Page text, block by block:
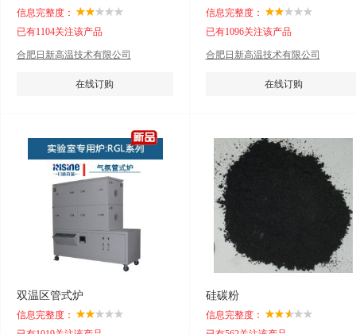
信息完整度：
已有1104关注该产品
合肥日新高温技术有限公司
在线订购
信息完整度：
已有1096关注该产品
合肥日新高温技术有限公司
在线订购
双温区管式炉
信息完整度：
硅碳粉
信息完整度：